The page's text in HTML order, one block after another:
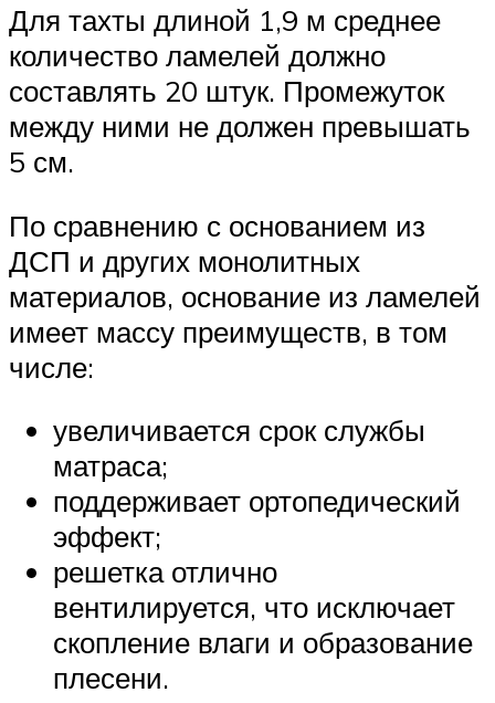
Для тахты длиной 1,9 м среднее
количество ламелей должно
составлять 20 штук. Промежуток
между ними не должен превышать
5 см.
По сравнению с основанием из
ДСП и других монолитных
материалов, основание из ламелей
имеет массу преимуществ, в том
числе:
увеличивается срок службы
матраса;
поддерживает ортопедический
эффект;
решетка отлично
вентилируется, что исключает
скопление влаги и образование
плесени.